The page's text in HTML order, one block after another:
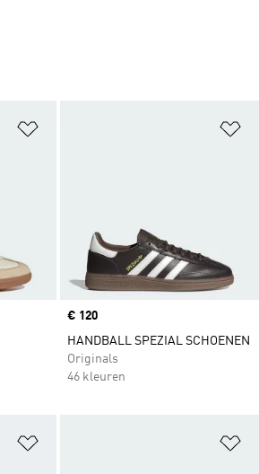
Price
€ 120
HANDBALL SPEZIAL SCHOENEN
Originals
46 kleuren